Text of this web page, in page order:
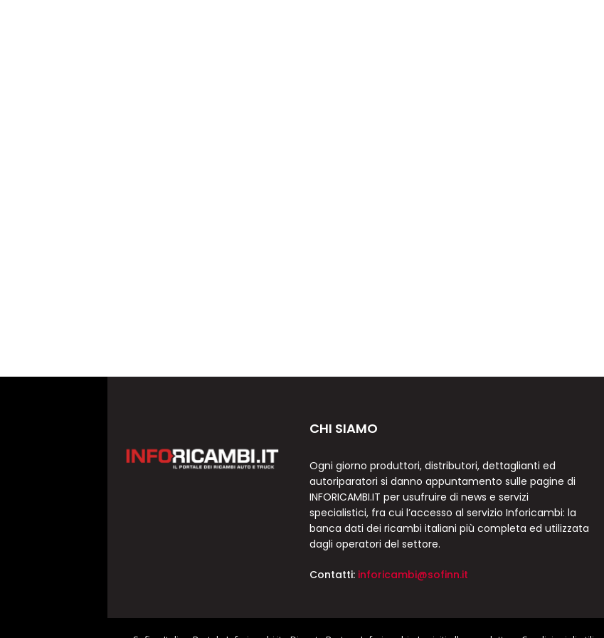
CHI SIAMO
Ogni giorno produttori, distributori, dettaglianti ed
autoriparatori si danno appuntamento sulle pagine di
INFORICAMBI.IT per usufruire di news e servizi
specialistici, fra cui l’accesso al servizio Inforicambi: la
banca dati dei ricambi italiani più completa ed utilizzata
dagli operatori del settore.
Contatti: inforicambi@sofinn.it